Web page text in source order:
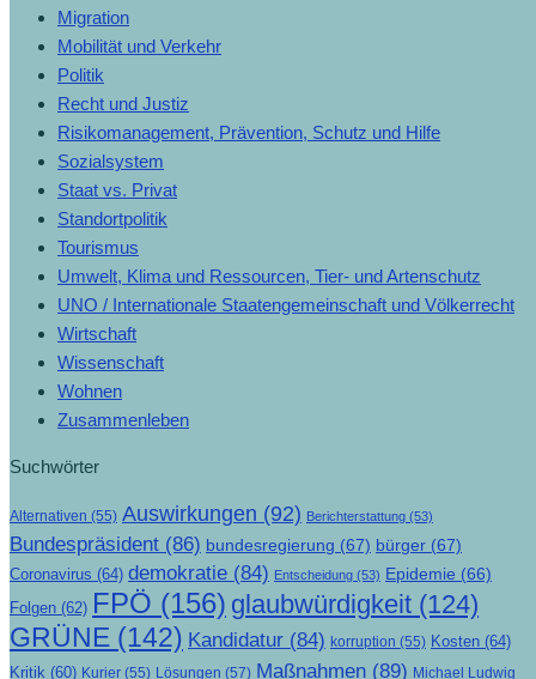
Migration
Mobilität und Verkehr
Politik
Recht und Justiz
Risikomanagement, Prävention, Schutz und Hilfe
Sozialsystem
Staat vs. Privat
Standortpolitik
Tourismus
Umwelt, Klima und Ressourcen, Tier- und Artenschutz
UNO / Internationale Staatengemeinschaft und Völkerrecht
Wirtschaft
Wissenschaft
Wohnen
Zusammenleben
Suchwörter
Alternativen (55) Auswirkungen (92) Berichterstattung (53)
Bundespräsident (86) bundesregierung (67) bürger (67)
Coronavirus (64) demokratie (84) Entscheidung (53) Epidemie (66)
Folgen (62) FPÖ (156) glaubwürdigkeit (124)
GRÜNE (142) Kandidatur (84) korruption (55) Kosten (64)
Kritik (60) Kurier (55) Lösungen (57) Maßnahmen (89) Michael Ludwig